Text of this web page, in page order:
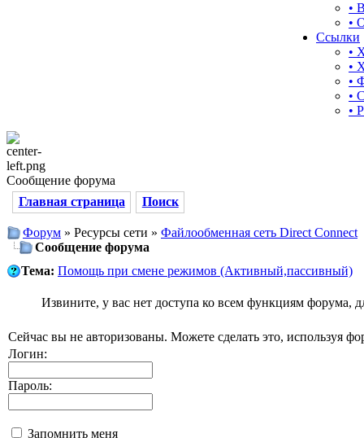
•
•
Ссылки
•
•
•
•
•
Сообщение форума
Главная страница
Поиск
Форум » Ресурсы сети » Файлообменная сеть Direct Connect
Сообщение форума
Тема: Помощь при смене режимов (Активный,пассивный)
Извините, у вас нет доступа ко всем функциям форума,
Сейчас вы не авторизованы. Можете сделать это, используя
Логин:
Пароль:
Запомнить меня